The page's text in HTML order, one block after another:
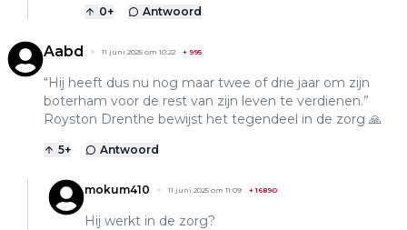
0+ Antwoord
Aabd 11 juni 2025 om 10:22 + 995
“Hij heeft dus nu nog maar twee of drie jaar om zijn
boterham voor de rest van zijn leven te verdienen.”
Royston Drenthe bewijst het tegendeel in de zorg 🙏
5+ Antwoord
mokum410 11 juni 2025 om 11:09 +16890
Hij werkt in de zorg?